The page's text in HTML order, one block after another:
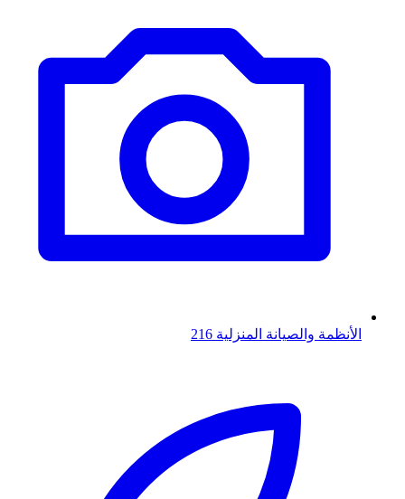
الأنظمة والصيانة المنزلية 216